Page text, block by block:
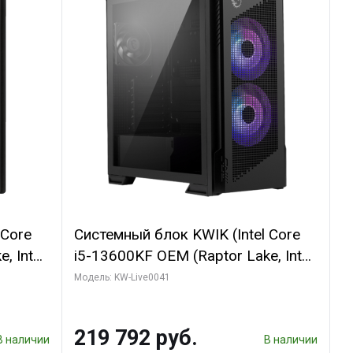
Intel
наличии
Системный блок KWIK (Intel Core
i5-13600KF OEM (Raptor Lake, Intel
7, C14 8EC/6PC/ 16 ГБ ОЗУ (2
256bit 3xDP HD/ 512 ГБ SSD)
Модель: KW-Live0041
219 792 руб. В наличии